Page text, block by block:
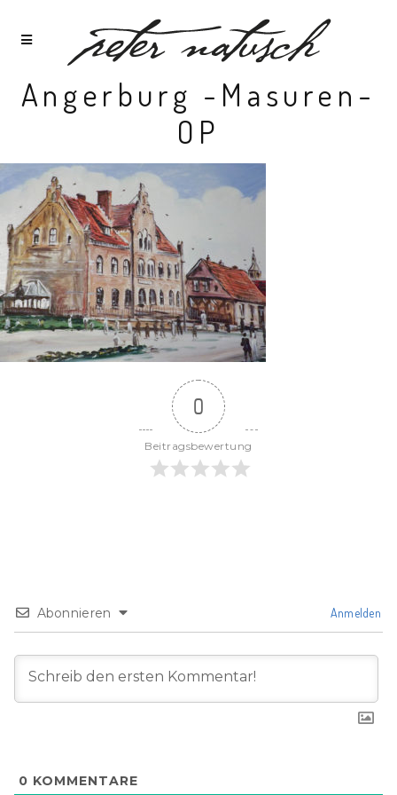
Angerburg -Masuren-
OP
0
Beitragsbewertung
Abonnieren Anmelden
0 KOMMENTARE